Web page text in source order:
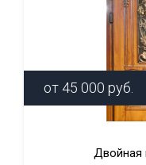
от 45 000 руб.
Двойная